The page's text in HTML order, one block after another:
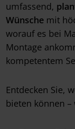
umfassend,
Wünsche mit
worauf es bei
Montage
kompetentem
Entdecken Sie,
bieten können